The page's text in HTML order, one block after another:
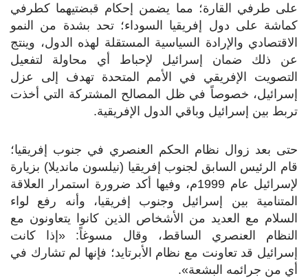
على طرفي القارة؛ مما يضمن إحكام قبضتيهما كطرفي
كماشة على دول إفريقيا السوداء؛ تحد بشدة من النمو
الاقتصادي والإرادة السياسية المستقلة لهذه الدول، وينتج
عن ذلك ضمان إسرائيل لإحباط أي محاولة لتفعيل
التصويت الإفريقي في الأمم المتحدة تهدف إلى عزل
إسرائيل، خصوصاً في ظل المصالح المشتركة التي أخذت
تربط بين إسرائيل وباقي الدول الإفريقية.
حتى بعد زوال نظام الحكم العنصري في جنوب إفريقيا؛
قام الرئيس السابق لجنوب إفريقيا (نيلسون مانديلا) بزيارة
لإسرائيل عام 1999م، وفيها أكد ضرورة استمرار العلاقة
المتنامية بين إسرائيل وجنوب إفريقيا، وأنه رفع لواء
السلام مع العديد من الأشخاص الذين كانوا يتعاونون مع
النظام العنصري الساقط، وقال مسوغاً: «إذا كانت
إسرائيل قد تعاونت مع نظام الأبرتايد؛ فإنها لم تشارك في
أي من جرائمه البشعة».